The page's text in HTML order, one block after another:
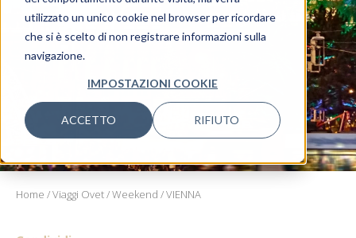
utilizzato un unico cookie nel browser per ricordare
che si è scelto di non registrare informazioni sulla
navigazione.
IMPOSTAZIONI COOKIE
ACCETTO RIFIUTO
Home /Viaggi Ovet/Weekend / VIENNA